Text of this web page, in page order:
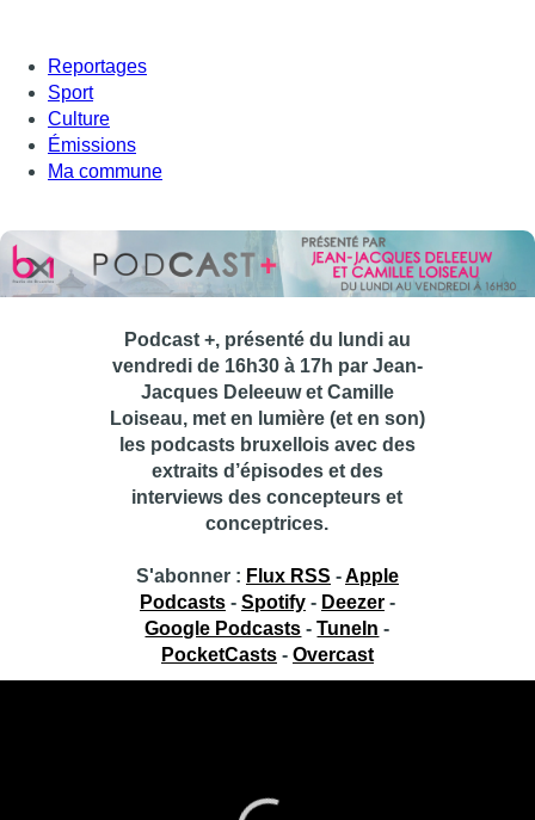
Reportages
Sport
Culture
Émissions
Ma commune
Podcast +, présenté du lundi au
vendredi de 16h30 à 17h par Jean-
Jacques Deleeuw et Camille
Loiseau, met en lumière (et en son)
les podcasts bruxellois avec des
extraits d’épisodes et des
interviews des concepteurs et
conceptrices.
S'abonner : Flux RSS -Apple
Podcasts- Spotify- Deezer-
Google Podcasts -TuneIn -
PocketCasts- Overcast
Engels) et “In the dark” (dont nous